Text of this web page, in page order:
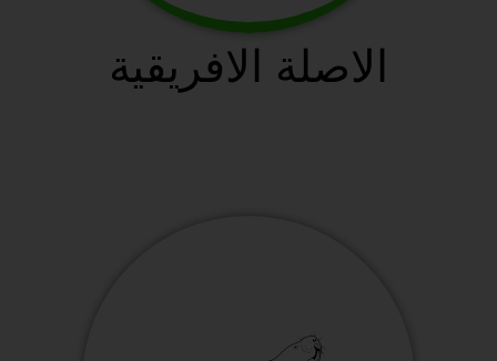
الاصلة الافريقية